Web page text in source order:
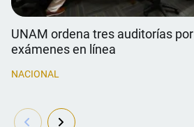
UNAM ordena tres auditorías por
exámenes en línea
NACIONAL